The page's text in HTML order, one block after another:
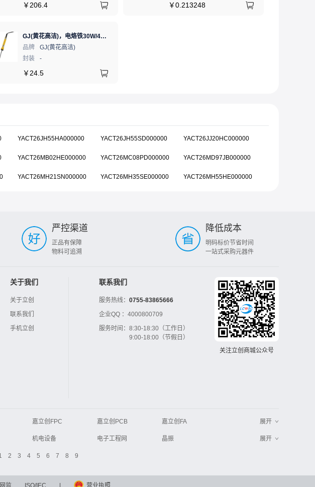
￥ 206.4 ￥0.213248
GJ(黄花高洁)，电烙铁30W/40W/60W锡焊电烙铁焊接工具电焊笔手机电子维修（内热35W），NO.435(35W)
品牌
GJ(黄花高洁)
封装
-
￥ 24.5
YACT26JH55HA000000 YACT26JH55SD000000 YACT26JJ20HC000000
YACT26MB02HE000000 YACT26MC08PD000000 YACT26MD97JB000000
YACT26MH21SN000000 YACT26MH35SE000000 YACT26MH55HE000000
严控渠道
正品有保障
物料可追溯
降低成本
明码标价节省时间
一站式采购元器件
关于我们
关于立创
联系我们
手机立创
联系我们
服务热线： 0755-83865666
企业QQ ： 4000800709
服务时间： 8:30-18:30（工作日）
9:00-18:00（节假日）
关注立创商城公众号
嘉立创FPC 嘉立创PCB
嘉立创FA
展开
机电设备 电子工程网
晶振
电子元器件查询
展开
2 3 4 5 6 7 8 9
监 ISO/IEC | 营业执照